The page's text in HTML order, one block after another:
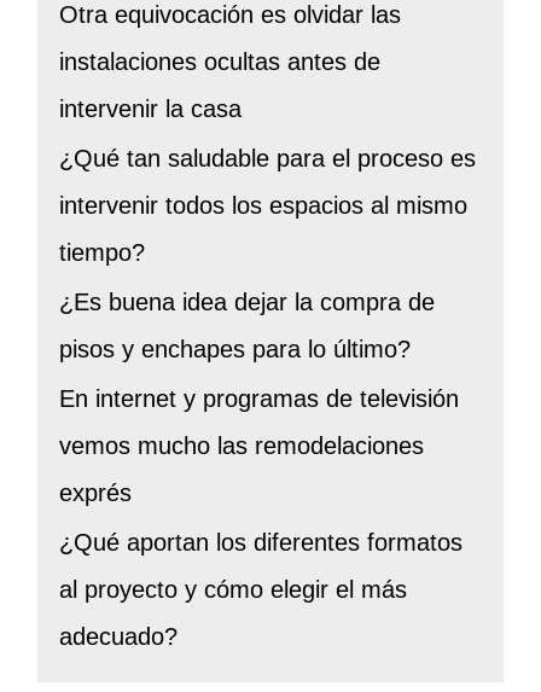
Otra equivocación es olvidar las
instalaciones ocultas antes de
intervenir la casa
¿Qué tan saludable para el proceso es
intervenir todos los espacios al mismo
tiempo?
¿Es buena idea dejar la compra de
pisos y enchapes para lo último?
En internet y programas de televisión
vemos mucho las remodelaciones
exprés
¿Qué aportan los diferentes formatos
al proyecto y cómo elegir el más
adecuado?